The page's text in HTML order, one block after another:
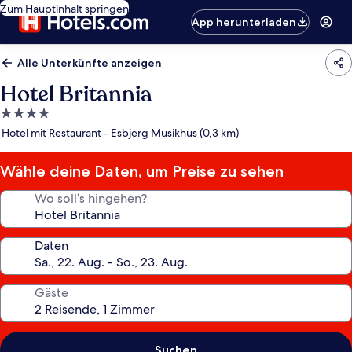
Zum Hauptinhalt springen
App herunterladen
Alle Unterkünfte anzeigen
Hotel Britannia
4.0-
Sterne-
Hotel mit Restaurant - Esbjerg Musikhus (0,3 km)
Wähle deine Daten, um Preise zu sehen
Wo soll’s hingehen?
Daten
Gäste